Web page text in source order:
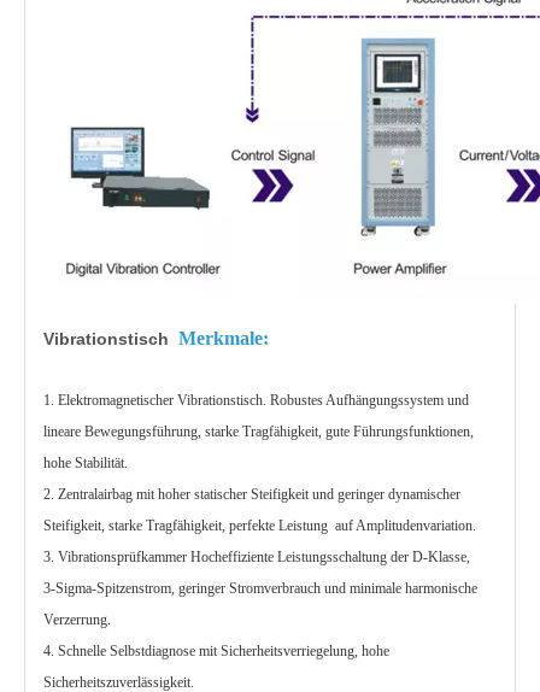
Vibrationstisch Merkmale:
1. Elektromagnetischer Vibrationstisch. Robustes Aufhängungssystem und
lineare Bewegungsführung, starke Tragfähigkeit, gute Führungsfunktionen,
hohe Stabilität.
2. Zentralairbag mit hoher statischer Steifigkeit und geringer dynamischer
Steifigkeit, starke Tragfähigkeit, perfekte Leistung auf Amplitudenvariation.
3. Vibrationsprüfkammer Hocheffiziente Leistungsschaltung der D-Klasse,
3-Sigma-Spitzenstrom, geringer Stromverbrauch und minimale harmonische
Verzerrung.
4. Schnelle Selbstdiagnose mit Sicherheitsverriegelung, hohe
Sicherheitszuverlässigkeit.